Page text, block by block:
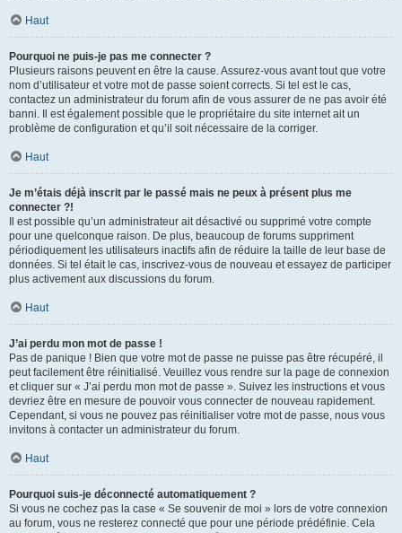
Haut
Pourquoi ne puis-je pas me connecter ?
Plusieurs raisons peuvent en être la cause. Assurez-vous avant tout que votre
nom d’utilisateur et votre mot de passe soient corrects. Si tel est le cas,
contactez un administrateur du forum afin de vous assurer de ne pas avoir été
banni. Il est également possible que le propriétaire du site internet ait un
problème de configuration et qu’il soit nécessaire de la corriger.
Haut
Je m’étais déjà inscrit par le passé mais ne peux à présent plus me
connecter ?!
Il est possible qu’un administrateur ait désactivé ou supprimé votre compte
pour une quelconque raison. De plus, beaucoup de forums suppriment
périodiquement les utilisateurs inactifs afin de réduire la taille de leur base de
données. Si tel était le cas, inscrivez-vous de nouveau et essayez de participer
plus activement aux discussions du forum.
Haut
J’ai perdu mon mot de passe !
Pas de panique ! Bien que votre mot de passe ne puisse pas être récupéré, il
peut facilement être réinitialisé. Veuillez vous rendre sur la page de connexion
et cliquer sur « J’ai perdu mon mot de passe ». Suivez les instructions et vous
devriez être en mesure de pouvoir vous connecter de nouveau rapidement.
Cependant, si vous ne pouvez pas réinitialiser votre mot de passe, nous vous
invitons à contacter un administrateur du forum.
Haut
Pourquoi suis-je déconnecté automatiquement ?
Si vous ne cochez pas la case « Se souvenir de moi » lors de votre connexion
au forum, vous ne resterez connecté que pour une période prédéfinie. Cela